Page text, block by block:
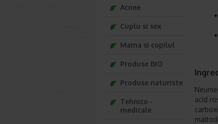
acid
Acnee
Cuplu si sex
Mama si copilul
Produse BIO
Produse naturiste
Tehnico -
medicale